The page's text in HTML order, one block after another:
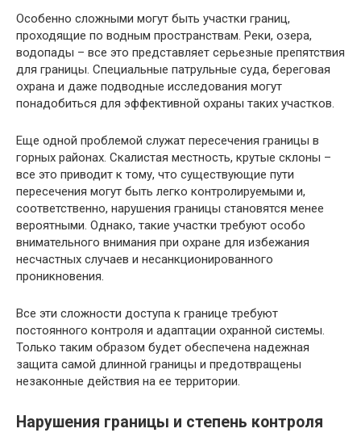
Особенно сложными могут быть участки границ,
проходящие по водным пространствам. Реки, озера,
водопады – все это представляет серьезные препятствия
для границы. Специальные патрульные суда, береговая
охрана и даже подводные исследования могут
понадобиться для эффективной охраны таких участков.
Еще одной проблемой служат пересечения границы в
горных районах. Скалистая местность, крутые склоны –
все это приводит к тому, что существующие пути
пересечения могут быть легко контролируемыми и,
соответственно, нарушения границы становятся менее
вероятными. Однако, такие участки требуют особо
внимательного внимания при охране для избежания
несчастных случаев и несанкционированного
проникновения.
Все эти сложности доступа к границе требуют
постоянного контроля и адаптации охранной системы.
Только таким образом будет обеспечена надежная
защита самой длинной границы и предотвращены
незаконные действия на ее территории.
Нарушения границы и степень контроля